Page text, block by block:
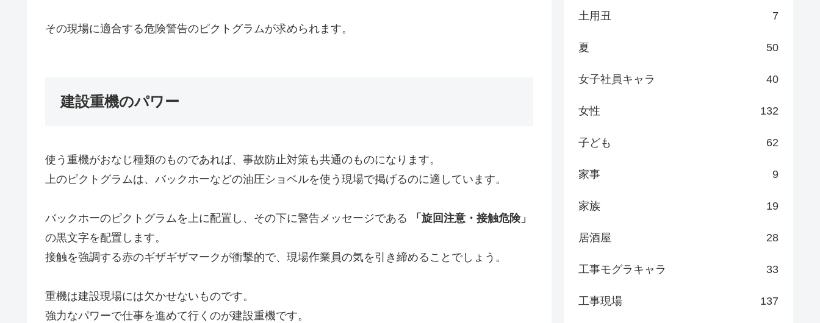
その現場に適合する危険警告のピクトグラムが求められます。
建設重機のパワー
使う重機がおなじ種類のものであれば、事故防止対策も共通のものになります。
上のピクトグラムは、バックホーなどの油圧ショベルを使う現場で掲げるのに適しています。
バックホーのピクトグラムを上に配置し、その下に警告メッセージである
「旋回注意・接触危険」
の黒文字を配置します。
接触を強調する赤のギザギザマークが衝撃的で、現場作業員の気を引き締めることでしょう。
重機は建設現場には欠かせないものです。
強力なパワーで仕事を進めて行くのが建設重機です。
土用丑 7
夏 50
女子社員キャラ 40
女性 132
子ども 62
家事 9
家族 19
居酒屋 28
工事モグラキャラ 33
工事現場 137